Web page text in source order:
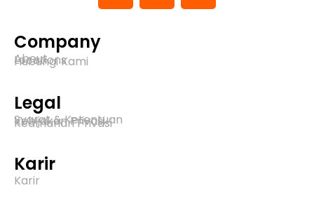
Company
About
Locations
Hubungi Kami
Legal
Syarat & Ketentuan
Kebijakan Privasi
Keamanan Privasi
Karir
Karir